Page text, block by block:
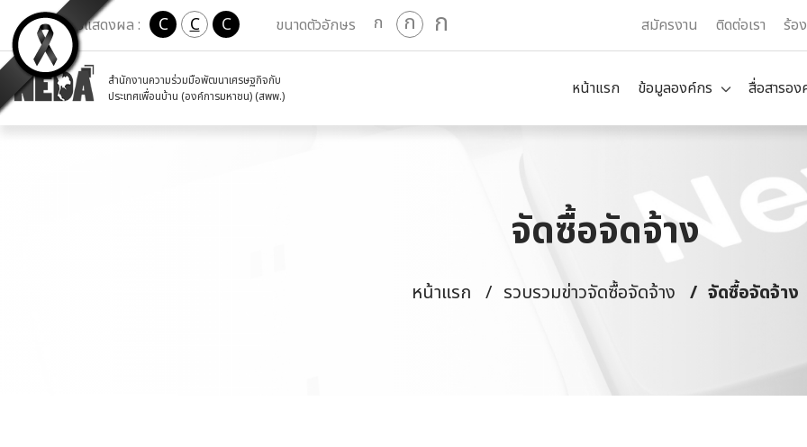
เปลี่ยนการแสดงผล : C C C ขนาดตัวอักษร ก ก ก สมัครงาน ติดต่อเรา ร้อ
สำนักงานความร่วมมือพัฒนาเศรษฐกิจกับ
ประเทศเพื่อนบ้าน (องค์การมหาชน) (สพพ.)
หน้าแรก ข้อมูลองค์กร สื่อสารอ
จัดซื้อจัดจ้าง
หน้าแรก รวบรวมข่าวจัดซื้อจัดจ้าง จัดซื้อจัดจ้าง